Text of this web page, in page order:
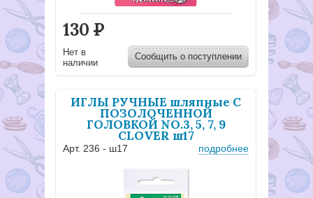
130 Р
Нет в
наличии
Сообщить о поступлении
ИГЛЫ РУЧНЫЕ шляпные С
ПОЗОЛОЧЕННОЙ
ГОЛОВКОЙ NO.3, 5, 7, 9
CLOVER ш17
Арт. 236 - ш17 подробнее